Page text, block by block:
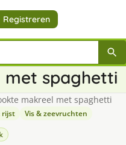
Registreren
met spaghetti
makreel met spaghetti
rijst Vis & zeevruchten